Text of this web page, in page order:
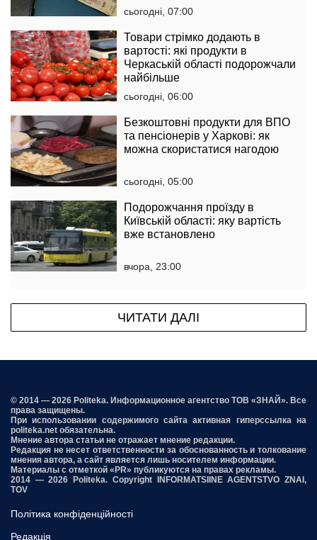
сьогодні, 07:00
Товари стрімко додають в
вартості: які продукти в
Черкаській області подорожчали
найбільше
сьогодні, 06:00
Безкоштовні продукти для ВПО
та пенсіонерів у Харкові: як
можна скористатися нагодою
сьогодні, 05:00
Подорожчання проїзду в
Київській області: яку вартість
вже встановлено
вчора, 23:00
ЧИТАТИ ДАЛІ
© 2014 — 2026 Politeka. Информационное агентство ТОВ «ЗНАЙ». Все
права защищены.
При использовании содержимого сайта активная гиперссылка на
politeka.net обязательна.
Мнение автора статьи не отражает мнение редакции.
Редакция не несет ответственности за обоснованность и толкование
мнения автора, а сайт является лишь носителем информации.
Материалы с отметкой «PR» публикуются на правах рекламы.
2014 — 2026 Politeka. Copyright INFORMATSIINE AGENTSTVO ZNAI,
TOV
Політика конфіденційності
Редакція